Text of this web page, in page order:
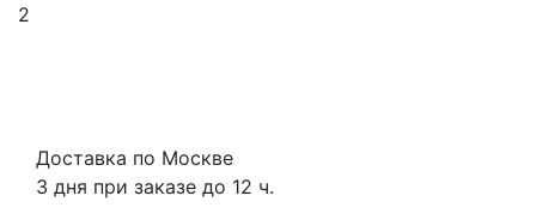
2
Доставка по Москве
3 дня при заказе до 12 ч.